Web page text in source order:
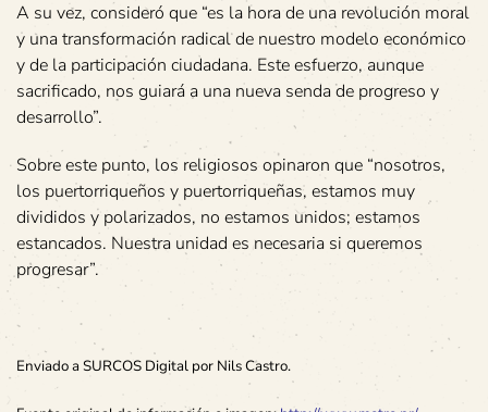
A su vez, consideró que “es la hora de una revolución moral
y una transformación radical de nuestro modelo económico
y de la participación ciudadana. Este esfuerzo, aunque
sacrificado, nos guiará a una nueva senda de progreso y
desarrollo”.
Sobre este punto, los religiosos opinaron que “nosotros,
los puertorriqueños y puertorriqueñas, estamos muy
divididos y polarizados, no estamos unidos; estamos
estancados. Nuestra unidad es necesaria si queremos
progresar”.
Enviado a SURCOS Digital por Nils Castro.